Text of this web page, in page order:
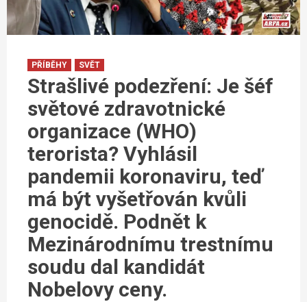
PŘÍBĚHY SVĚT
Strašlivé podezření: Je šéf
světové zdravotnické
organizace (WHO)
terorista? Vyhlásil
pandemii koronaviru, teď
má být vyšetřován kvůli
genocidě. Podnět k
Mezinárodnímu trestnímu
soudu dal kandidát
Nobelovy ceny.